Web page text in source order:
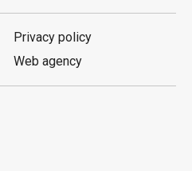
Privacy policy
Web agency